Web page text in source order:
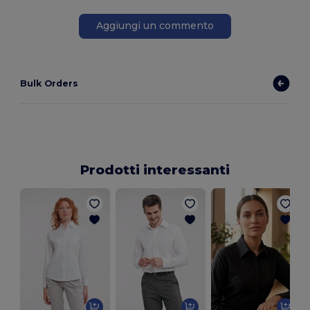
Aggiungi un commento
Bulk Orders
Prodotti interessanti